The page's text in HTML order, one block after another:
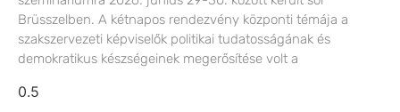
Brüsszelben. A kétnapos rendezvény központi témája a
szakszervezeti képviselők politikai tudatosságának és
demokratikus készségeinek megerősítése volt a